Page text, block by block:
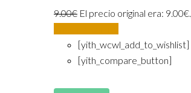
9.00€ El precio original era: 9.00€.
[yith_wcwl_add_to_wishlist]
[yith_compare_button]